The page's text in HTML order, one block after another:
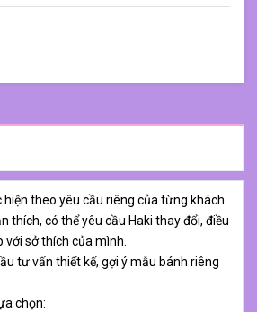
theo yêu cầu riêng của từng khách.
thích, có thể yêu cầu Haki thay đổi, điều
với sở thích của mình.
tư vấn thiết kế, gợi ý mẫu bánh riêng
chọn: